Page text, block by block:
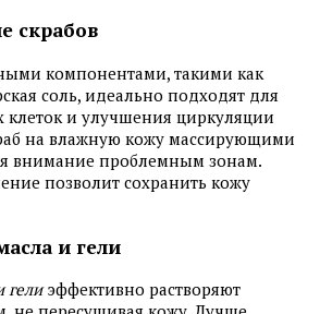
скрабов
компонентами, такими как
соль, идеально подходят для
и улучшения циркуляции
на влажную кожу массирующими
внимание проблемным зонам.
позволит сохранить кожу
и гели
эффективно растворяют